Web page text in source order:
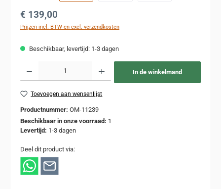
Normale prijs:
€ 139,00
Prijzen incl. BTW en excl. verzendkosten
Beschikbaar, levertijd: 1-3 dagen
In de winkelmand
Toevoegen aan wensenlijst
Productnummer: OM-11239
Beschikbaar in onze voorraad: 1
Levertijd: 1-3 dagen
Deel dit product via: